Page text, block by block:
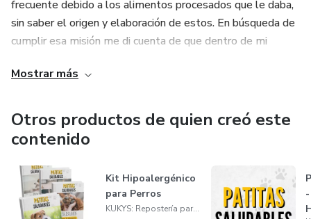
frecuente debido a los alimentos procesados que le daba,
sin saber el origen y elaboración de estos. En búsqueda de
cumplir esa misión me di cuenta de que dentro de mi
estos requerimientos que yo buscaba, por lo que me fui
empezando así a elaborar mis propias galletas naturales y
saludables. Esto me ha llevado a influir en las vidas de
muchas personas y muchas mascotas, difundiendo y
demostrando la importancia de la alimentación y del
impacto de un “simple” bocadito procesado en la salud de
nuestros engreídos.
Mostrar más
Otros productos de quien creó este
contenido
Kit Hipoalergénico
para Perros
KUKYS: Repostería para Mascotas